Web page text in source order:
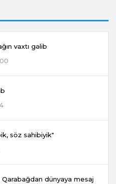
vaxtı gəlib
söz sahibiyik"
Qarabağdan dünyaya mesaj